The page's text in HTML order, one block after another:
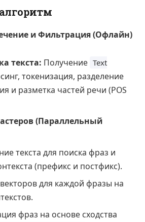
и Фильтрация (Офлайн)
текста: Получение Text
токенизация, разделение
и разметка частей речи (POS
(Параллельный
текста для поиска фраз и
(префикс и постфикс).
для каждой фразы на
фраз на основе сходства